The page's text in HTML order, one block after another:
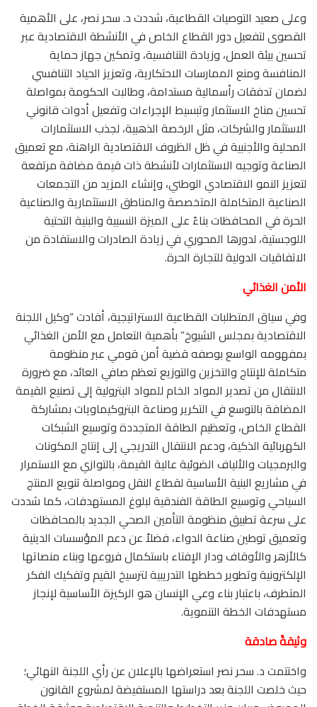
وعلى صعيد التوصيات القطاعية، شددت د. سحر نصر، على الأهمية
القصوى لتفعيل دور القطاع الخاص في الأنشطة الاقتصادية عبر
تحسين بيئة العمل، وزيادة التنافسية، وتمكين جهاز حماية
المنافسة ومنع الممارسات الاحتكارية، وتعزيز الحياد التنافسي
لضمان تدفقات رأسمالية مستدامة، وطالبت الحكومة بمواصلة
تحسين مناخ الاستثمار وتبسيط الإجراءات وتفعيل أدوات قانوني
الاستثمار والشركات، مثل الرخصة الذهبية، لجذب الاستثمارات
المحلية والأجنبية في ظل الظروف الاقتصادية الراهنة، مع تعميق
الصناعة وتوجيه الاستثمارات لأنشطة ذات قيمة مضافة مرتفعة
لتعزيز النمو الاقتصادي الوطني، وإنشاء المزيد من التجمعات
الصناعية المتكاملة المتخصصة والمناطق الاستثمارية والصناعية
الحرة في المحافظات بناءً على الميزة النسبية والبنية التحتية
اللوجستية، لدورها المحوري في زيادة الصادرات والاستفادة من
الاتفاقيات الدولية للتجارة الحرة.
الأمن الغذائي
وفي سياق المتطلبات القطاعية الاستراتيجية، أفادت “وكيل اللجنة
الاقتصادية بمجلس الشيوخ” بأهمية التعامل مع الأمن الغذائي
بمفهومه الواسع بوصفه قضية أمن قومي عبر منظومة
متكاملة للإنتاج والتخزين والتوزيع تعظم صافي العائد، مع ضرورة
الانتقال من تصدير المواد الخام للمواد البترولية إلى تصنيع القيمة
المضافة بالتوسع في التكرير وصناعة البتروكيماويات بمشاركة
القطاع الخاص، وتعظيم الطاقة المتجددة وتوسيع الشبكات
الكهربائية الذكية، ودعم الانتقال التدريجي إلى إنتاج المكونات
والبرمجيات والألياف الضوئية عالية القيمة، بالتوازي مع الاستمرار
في مشاريع البنية الأساسية لقطاع النقل ومواصلة تنويع المنتج
السياحي وتوسيع الطاقة الفندقية لبلوغ المستهدفات، كما شددت
على سرعة تطبيق منظومة التأمين الصحي الجديد بالمحافظات
وتعميق توطين صناعة الدواء، فضلاً عن دعم المؤسسات الدينية
كالأزهر والأوقاف ودار الإفتاء باستكمال فروعها وبناء منصاتها
الإلكترونية وتطوير خططها التدريبية لترسيخ القيم وتفكيك الفكر
المتطرف، باعتبار بناء وعي الإنسان هو الركيزة الأساسية لإنجاز
مستهدفات الخطة التنموية.
وثيقةً صادقة
واختتمت د. سحر نصر استعراضها بالإعلان عن رأي اللجنة النهائي؛
حيث خلصت اللجنة بعد دراستها المستفيضة لمشروع القانون